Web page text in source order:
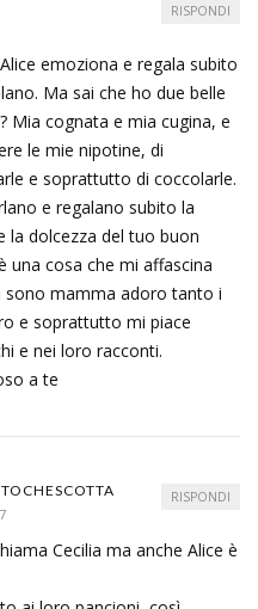
emoziona e regala subito
Ma sai che ho due belle
Mia cognata e mia cugina, e
le mie nipotine, di
e soprattutto di coccolarle.
e regalano subito la
la dolcezza del tuo buon
una cosa che mi affascina
sono mamma adoro tanto i
e soprattutto mi piace
e nei loro racconti.
a te
RISPONDI
Cecilia ma anche Alice è
RISPONDI